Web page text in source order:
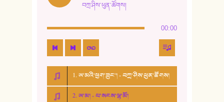
བཀྲ་ཤིས་ཕུན་ཚོགས།
00:00
1. ཨ་མའི་ཕྱག་ཟུང་། - བཀྲ་ཤིས་ཕུན་ཚོགས།
2. ཨ་མ། - པ་སངས་ལྷ་མོ།